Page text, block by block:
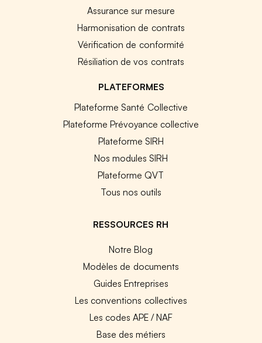
Assurance sur mesure
Harmonisation de contrats
Vérification de conformité
Résiliation de vos contrats
PLATEFORMES
Plateforme Santé Collective
Plateforme Prévoyance collective
Plateforme SIRH
Nos modules SIRH
Plateforme QVT
Tous nos outils
RESSOURCES RH
Notre Blog
Modèles de documents
Guides Entreprises
Les conventions collectives
Les codes APE / NAF
Base des métiers